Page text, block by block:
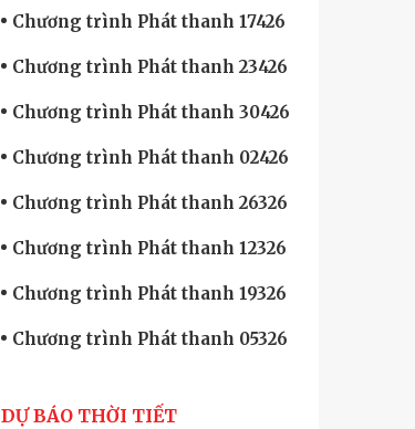
Chương trình Phát thanh 17426
Chương trình Phát thanh 23426
Chương trình Phát thanh 30426
Chương trình Phát thanh 02426
Chương trình Phát thanh 26326
Chương trình Phát thanh 12326
Chương trình Phát thanh 19326
Chương trình Phát thanh 05326
DỰ BÁO THỜI TIẾT